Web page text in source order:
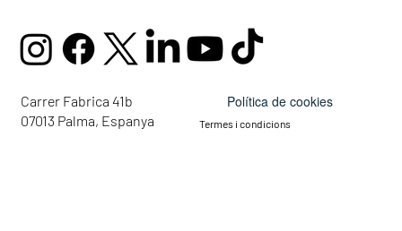
Carrer Fabrica 41b
07013 Palma, Espanya
Política de cookies
Termes i condicions